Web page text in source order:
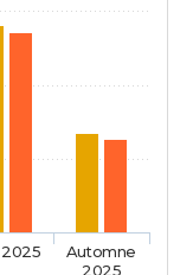
Automne
2025